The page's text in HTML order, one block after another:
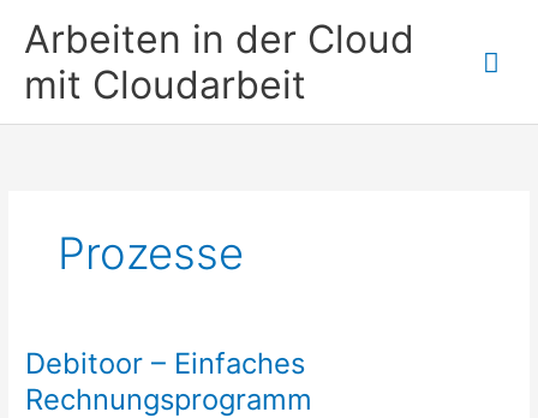
InhaltArbeiten in der Cloud
mit Cloudarbeit
Prozesse
Debitoor – Einfaches
Rechnungsprogramm